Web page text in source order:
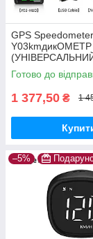
GPS Speedometer
Y03kmдикОМЕТР
Готово до
1 377,50 ₴ 1
–5%